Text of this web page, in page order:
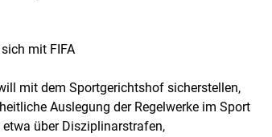
mit FIFA
mit dem Sportgerichtshof sicherstellen,
Auslegung der Regelwerke im Sport
über Disziplinarstrafen,